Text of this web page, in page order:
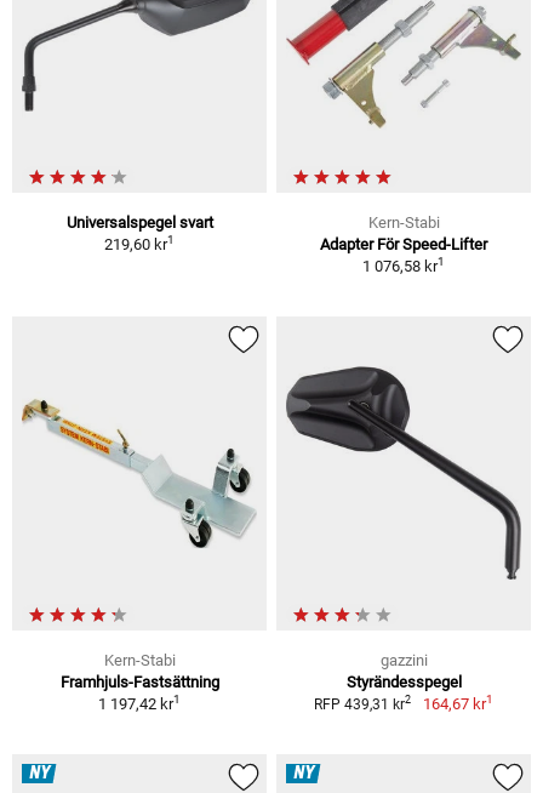
Universalspegel svart
219,60 kr1
Kern-Stabi
Adapter För Speed-Lifter
1 076,58 kr1
Kern-Stabi
Framhjuls-Fastsättning
1 197,42 kr1
gazzini
Styrändesspegel
RFP 439,31 kr2 164,67 kr1
NY NY